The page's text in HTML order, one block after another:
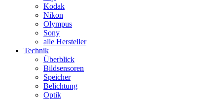
Kodak
Nikon
Olympus
Sony
alle Hersteller
Technik
Überblick
Bildsensoren
Speicher
Belichtung
Optik